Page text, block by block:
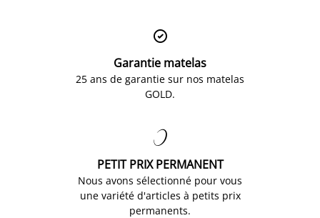

Garantie matelas
25 ans de garantie sur nos matelas
GOLD.

PETIT PRIX PERMANENT
Nous avons sélectionné pour vous
une variété d'articles à petits prix
permanents.